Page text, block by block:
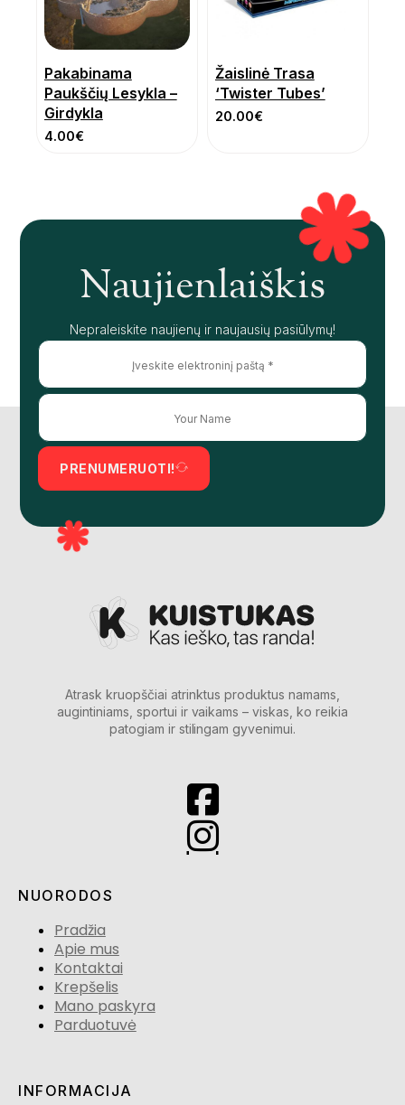
Pakabinama
Paukščių Lesykla –
Girdykla
4.00€
Žaislinė Trasa
‘Twister Tubes’
20.00€
Naujienlaiškis
Nepraleiskite naujienų ir naujausių pasiūlymų!
PRENUMERUOTI!
Atrask kruopščiai atrinktus produktus namams,
augintiniams, sportui ir vaikams – viskas, ko reikia
patogiam ir stilingam gyvenimui.
NUORODOS
Pradžia
Apie mus
Kontaktai
Krepšelis
Mano paskyra
Parduotuvė
INFORMACIJA